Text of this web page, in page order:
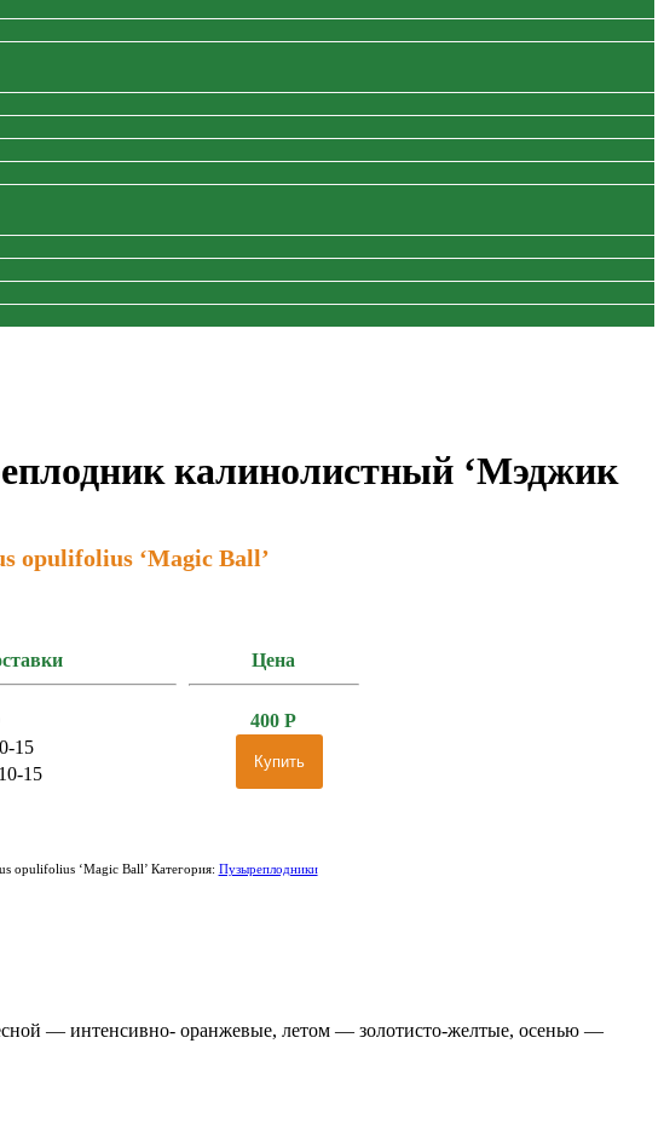
калинолистный ‘Мэджик
opulifolius ‘Magic Ball’
Цена
15
15
400Р
Купить
opulifolius ‘Magic Ball’ Категория: Пузыреплодники
— интенсивно- оранжевые, летом — золотисто-желтые, осенью —